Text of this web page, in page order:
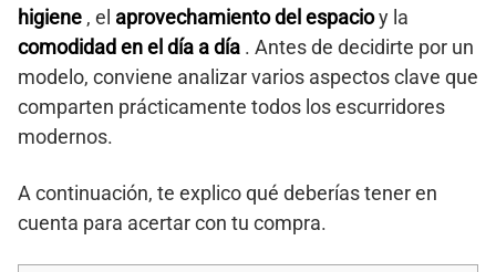
higiene , el aprovechamiento del espacioy la
comodidad en el día a día . Antes de decidirte por un
modelo, conviene analizar varios aspectos clave que
comparten prácticamente todos los escurridores
modernos.
A continuación, te explico qué deberías tener en
cuenta para acertar con tu compra.